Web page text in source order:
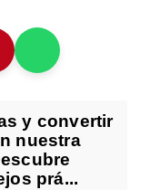
y convertir
nuestra
prá...